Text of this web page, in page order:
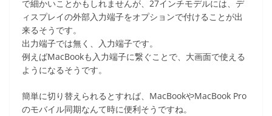
で細かいことかもしれませんが、27インチモデルには、デ
ィスプレイの外部入力端子をオプションで付けることが出
来るそうです。
出力端子では無く、入力端子です。
例えばMacBookも入力端子に繋ぐことで、大画面で使える
ようになるそうです。
簡単に切り替えられるとすれば、MacBookやMacBook Pro
のモバイル同期なんて時に便利そうですね。